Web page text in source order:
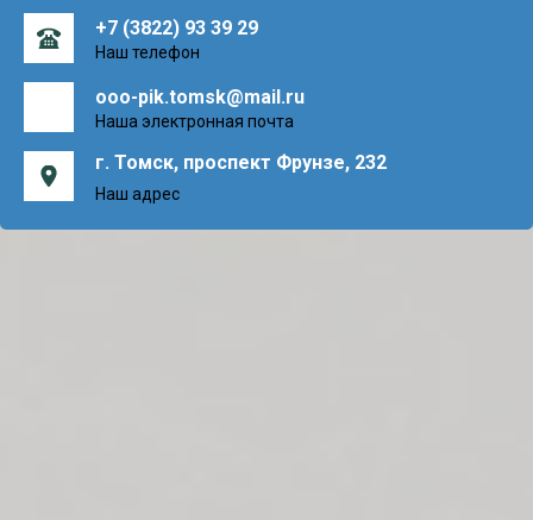
+7 (3822) 93 39 29
Наш телефон
ooo-pik.tomsk@mail.ru
Наша электронная почта
г. Томск, проспект Фрунзе, 232
Наш адрес